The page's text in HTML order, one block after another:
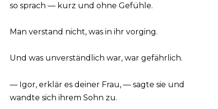
so sprach — kurz und ohne Gefühle.
Man verstand nicht, was in ihr vorging.
Und was unverständlich war, war gefährlich.
— Igor, erklär es deiner Frau, — sagte sie und
wandte sich ihrem Sohn zu.